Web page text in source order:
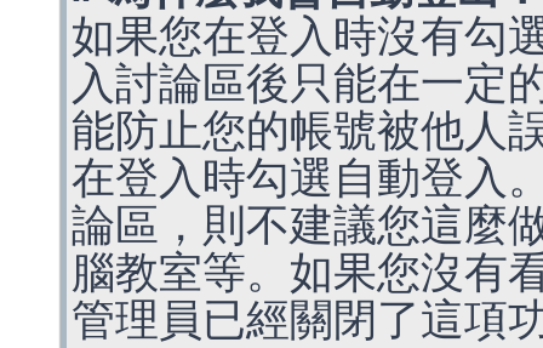
如果您在登入時沒有勾
入討論區後只能在一定
能防止您的帳號被他人
在登入時勾選自動登入
論區，則不建議您這麼
腦教室等。如果您沒有
管理員已經關閉了這項